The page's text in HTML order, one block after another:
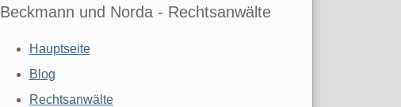
Beckmann und Norda - Rechtsanwälte
Hauptseite
Blog
Rechtsanwälte